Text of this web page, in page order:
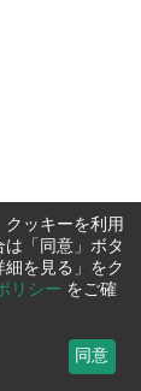
ッキーを利用
「同意」ボタ
を見る」をク
リシー をご確
同意